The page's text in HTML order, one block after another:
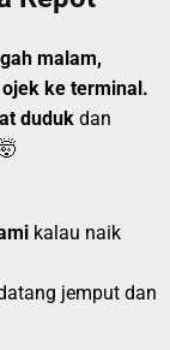
malam,
ke terminal.
duduk dan
kalau naik
jemput dan